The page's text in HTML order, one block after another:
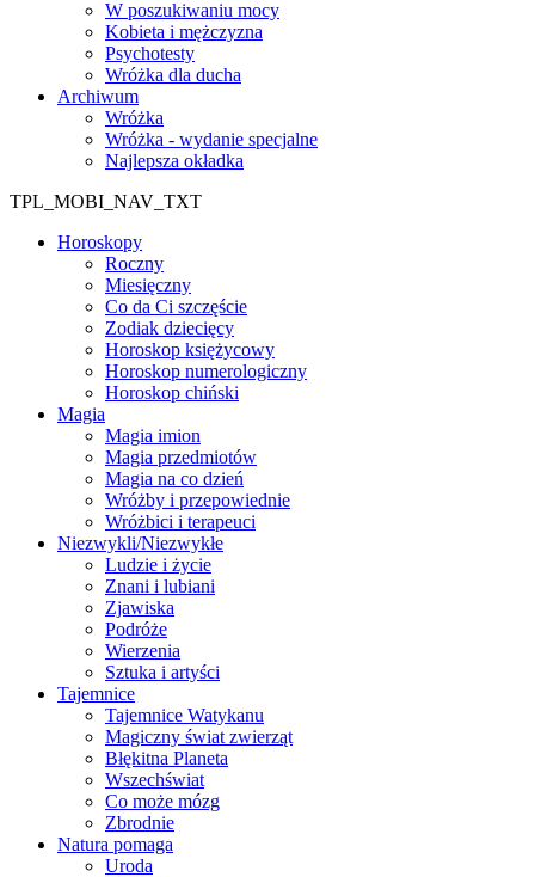
W poszukiwaniu mocy
Kobieta i mężczyzna
Psychotesty
Wróżka dla ducha
Archiwum
Wróżka
Wróżka - wydanie specjalne
Najlepsza okładka
TPL_MOBI_NAV_TXT
Horoskopy
Roczny
Miesięczny
Co da Ci szczęście
Zodiak dziecięcy
Horoskop księżycowy
Horoskop numerologiczny
Horoskop chiński
Magia
Magia imion
Magia przedmiotów
Magia na co dzień
Wróżby i przepowiednie
Wróżbici i terapeuci
Niezwykli/Niezwykłe
Ludzie i życie
Znani i lubiani
Zjawiska
Podróże
Wierzenia
Sztuka i artyści
Tajemnice
Tajemnice Watykanu
Magiczny świat zwierząt
Błękitna Planeta
Wszechświat
Co może mózg
Zbrodnie
Natura pomaga
Uroda